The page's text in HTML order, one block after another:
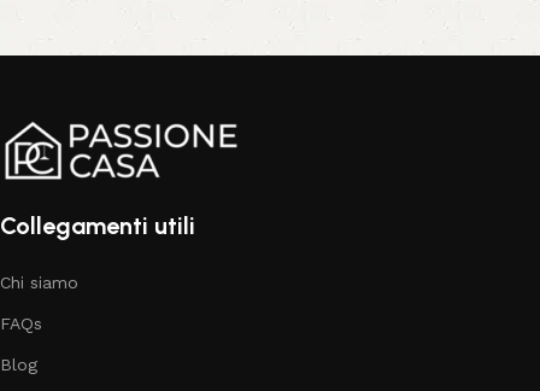
Collegamenti utili
Chi siamo
FAQs
Blog